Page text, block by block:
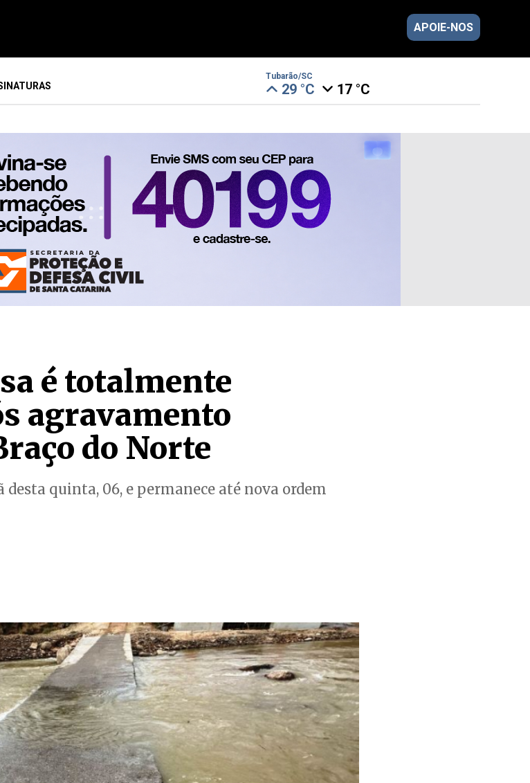
APOIE-NOS
Tubarão/SC
29 °C 17 °C
é totalmente
agravamento
do Norte
quinta, 06, e permanece até nova ordem